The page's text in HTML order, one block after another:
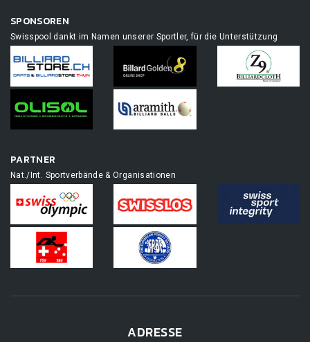
SPONSOREN
Swisspool dankt im Namen unserer Sportler, für die Unterstützung
PARTNER
Nat./Int. Sportverbände & Organisationen
ADRESSE